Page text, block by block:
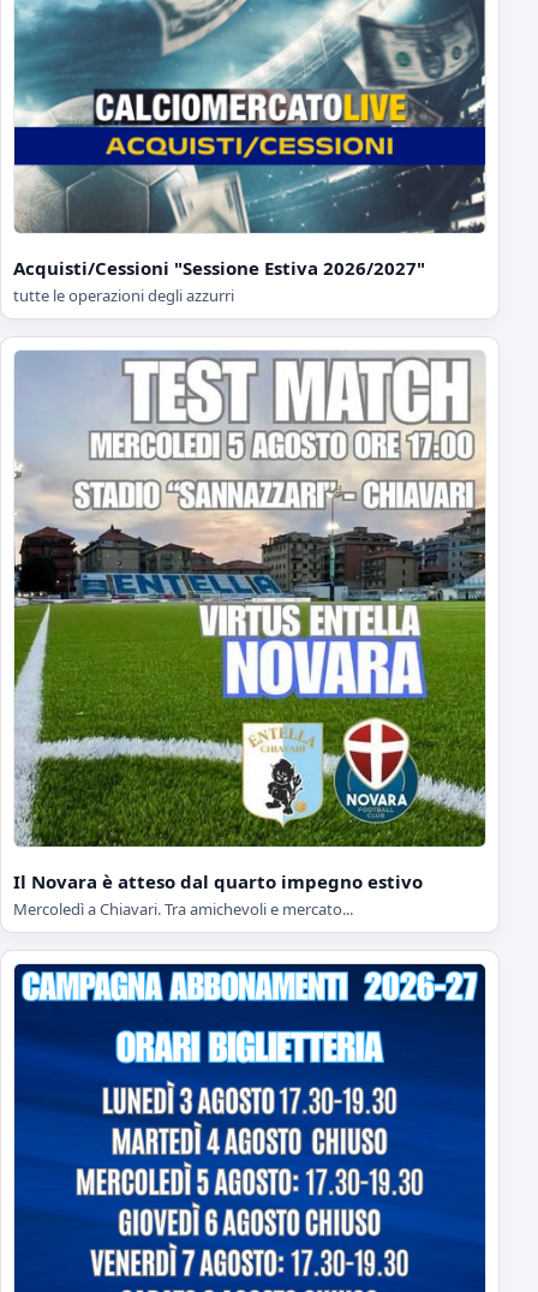
Acquisti/Cessioni "Sessione Estiva 2026/2027"
tutte le operazioni degli azzurri
Il Novara è atteso dal quarto impegno estivo
Mercoledì a Chiavari. Tra amichevoli e mercato...